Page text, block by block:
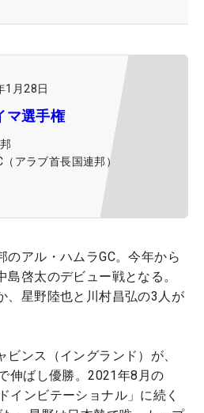
1月28日
マ選手権
アラブ首長国連邦）
のアル・ハムラGC。今年から
啓太のデビュー戦となる。
、星野陸也と川村昌弘の3人が
ンス（イングランド）が、
伸ばし優勝。2021年8月の
インビテーショナル」に続く